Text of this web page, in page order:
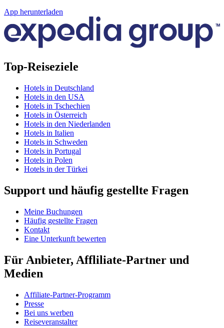
App herunterladen
Top-Reiseziele
Hotels in Deutschland
Hotels in den USA
Hotels in Tschechien
Hotels in Österreich
Hotels in den Niederlanden
Hotels in Italien
Hotels in Schweden
Hotels in Portugal
Hotels in Polen
Hotels in der Türkei
Support und häufig gestellte Fragen
Meine Buchungen
Häufig gestellte Fragen
Kontakt
Eine Unterkunft bewerten
Für Anbieter, Affliliate-Partner und
Medien
Affiliate-Partner-Programm
Presse
Bei uns werben
Reiseveranstalter